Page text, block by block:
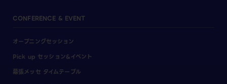
CONFERENCE & EVENT
オープニングセッション
Pick up セッション&イベント
幕張メッセ タイムテーブル